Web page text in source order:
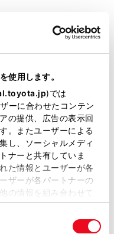
使用します。
)では
ーに合わせたコンテン
の提供、広告の表示回
。またユーザーによる
し、ソーシャルメディ
ナーと共有していま
た情報とユーザーが各
ザーが各パートナーの
の情報を組み合わせて
イトの使用を続行する